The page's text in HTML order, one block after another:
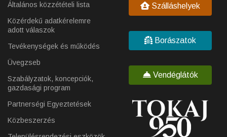
Általános közzétételi lista
Közérdekű adatkérelemre
adott válaszok
Tevékenységek és működés
Üvegzseb
Szabályzatok, koncepciók,
gazdasági program
Partnerségi Egyeztetések
Közbeszerzés
Szálláshelyek
Borászatok
Vendéglátók